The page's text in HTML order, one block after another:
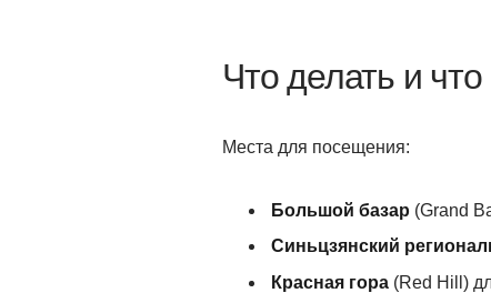
Что делать и
Места для посещения:
Большой базар (Grand
Синьцзянский
Красная гора (Red Hill)